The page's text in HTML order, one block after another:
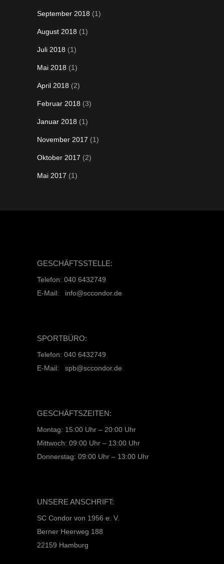
September 2018 (1)
August 2018 (1)
Juli 2018 (1)
Mai 2018 (1)
April 2018 (2)
Februar 2018 (3)
Januar 2018 (1)
November 2017 (1)
Oktober 2017 (2)
Mai 2017 (1)
GESCHÄFTSSTELLE:
Telefon: 040 6432749
E-Mail: info@sccondor.de
SPORTBÜRO:
Telefon: 040 6432749
E-Mail: spb@sccondor.de
GESCHÄFTSZEITEN:
Montag: 15:00 Uhr – 20:00 Uhr
Mittwoch: 09:00 Uhr – 13:00 Uhr
Donnerstag: 09:00 Uhr – 13:00 Uhr
UNSERE ANSCHRIFT:
SC Condor von 1956 e. V.
Berner Heerweg 188
22159 Hamburg